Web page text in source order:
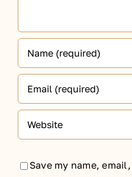
Save my name,